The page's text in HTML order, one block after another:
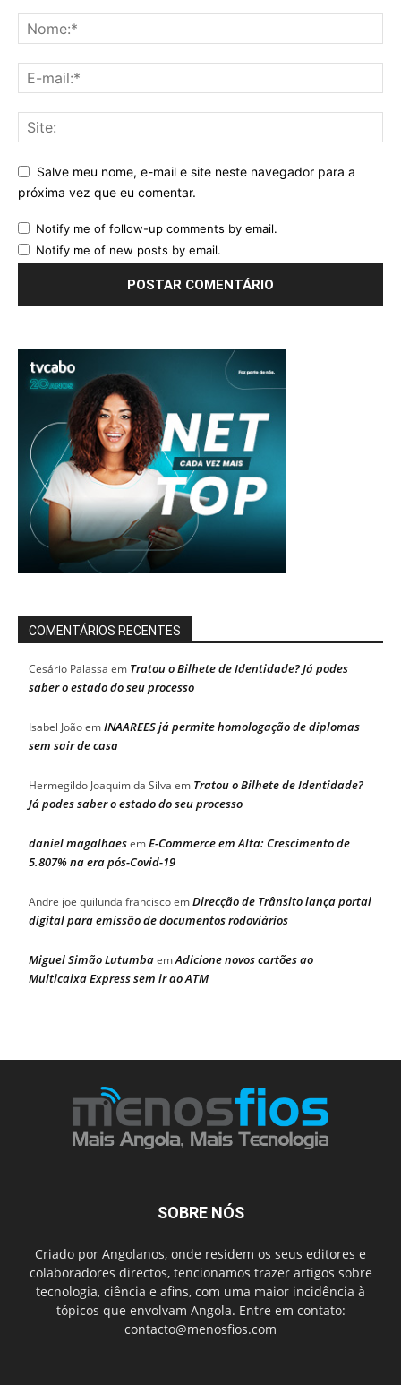
Salve meu nome, e-mail e site neste navegador para a
próxima vez que eu comentar.
Notify me of follow-up comments by email.
Notify me of new posts by email.
COMENTÁRIOS RECENTES
Cesário Palassa em Tratou o Bilhete de Identidade? Já podes
saber o estado do seu processo
Isabel JoãoemINAAREES já permite homologação de diplomas
sem sair de casa
Hermegildo Joaquim da Silva em Tratou o Bilhete de Identidade?
Já podes saber o estado do seu processo
daniel magalhaesemE-Commerce em Alta: Crescimento de
5.807% na era pós-Covid-19
Andre joe quilunda franciscoemDirecção de Trânsito lança portal
digital para emissão de documentos rodoviários
Miguel Simão LutumbaemAdicione novos cartões ao
Multicaixa Express sem ir ao ATM
SOBRE NÓS
Criado por Angolanos, onde residem os seus editores e
colaboradores directos, tencionamos trazer artigos sobre
tecnologia, ciência e afins, com uma maior incidência à
tópicos que envolvam Angola. Entre em contato:
contacto@menosfios.com